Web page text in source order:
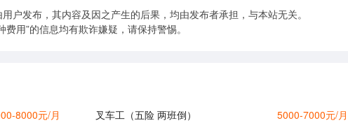
户发布，其内容及因之产生的后果，均由发布者承担，与本站无关。
用”的信息均有欺诈嫌疑，请保持警惕。
8000元/月 叉车工（五险 两班倒） 5000-7000元/月